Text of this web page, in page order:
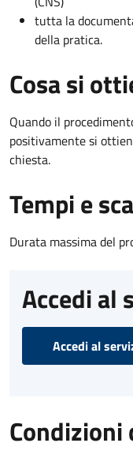
tutta la
della pratica.
Cosa si
Quando il
positivamente si
chiesta.
Tempi e
Durata massima del
Accedi al
Accedi al
Condizioni